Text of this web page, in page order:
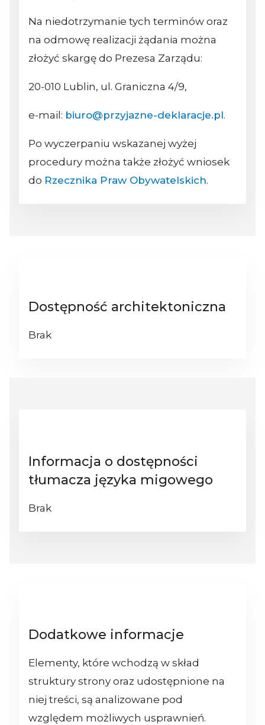
Na niedotrzymanie tych terminów oraz
na odmowę realizacji żądania można
złożyć skargę do Prezesa Zarządu:
20-010 Lublin, ul. Graniczna 4/9,
e-mail: biuro@przyjazne-deklaracje.pl.
Po wyczerpaniu wskazanej wyżej
procedury można także złożyć wniosek
do Rzecznika Praw Obywatelskich.
Dostępność architektoniczna
Brak
Informacja o dostępności
tłumacza języka migowego
Brak
Dodatkowe informacje
Elementy, które wchodzą w skład
struktury strony oraz udostępnione na
niej treści, są analizowane pod
względem możliwych usprawnień.